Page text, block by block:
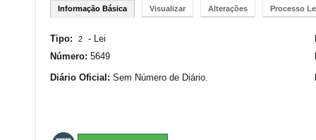
Informação Básica Visualizar Alterações Processo
Tipo: 2 - Lei
Número: 5649
Diário Oficial: Sem Número de Diário.